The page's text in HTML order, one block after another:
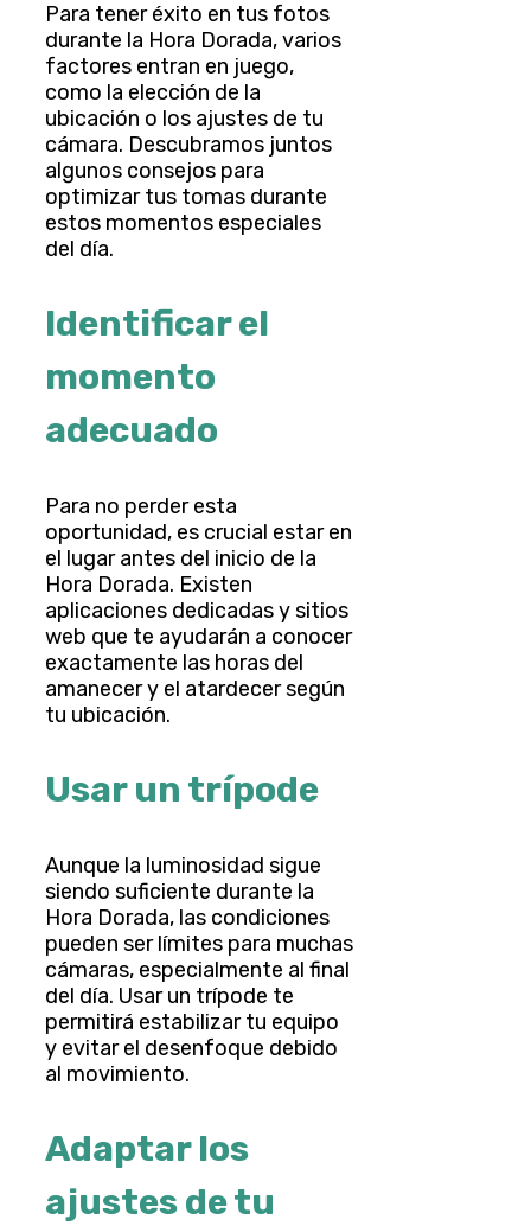
Para tener éxito en tus fotos
durante la Hora Dorada, varios
factores entran en juego,
como la elección de la
ubicación o los ajustes de tu
cámara. Descubramos juntos
algunos consejos para
optimizar tus tomas durante
estos momentos especiales
del día.
Identificar el
momento
adecuado
Para no perder esta
oportunidad, es crucial estar en
el lugar antes del inicio de la
Hora Dorada. Existen
aplicaciones dedicadas y sitios
web que te ayudarán a conocer
exactamente las horas del
amanecer y el atardecer según
tu ubicación.
Usar un trípode
Aunque la luminosidad sigue
siendo suficiente durante la
Hora Dorada, las condiciones
pueden ser límites para muchas
cámaras, especialmente al final
del día. Usar un trípode te
permitirá estabilizar tu equipo
y evitar el desenfoque debido
al movimiento.
Adaptar los
ajustes de tu